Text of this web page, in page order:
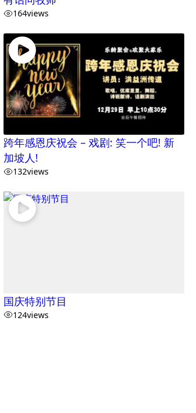
164views
跨年感恩庆祝会 – 戏剧: 笑一个吧! 新
加坡人!
132views
国庆特别节目
124views